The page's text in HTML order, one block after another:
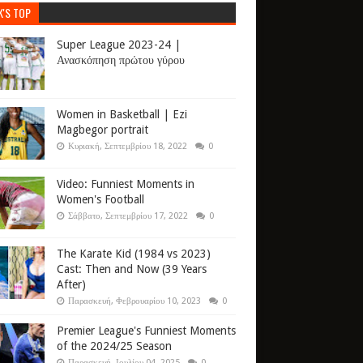
TOP
Super League 2023-24 |
Ανασκόπηση πρώτου γύρου
Women in Basketball | Ezi
Magbegor portrait
Κυριακή, Σεπτεμβρίου 18, 2022 0
Video: Funniest Moments in
Women's Football
Σάββατο, Σεπτεμβρίου 17, 2022 0
The Karate Kid (1984 vs 2023)
Cast: Then and Now (39 Years
After)
Παρασκευή, Φεβρουαρίου 10, 2023 0
Premier League's Funniest Moments
of the 2024/25 Season